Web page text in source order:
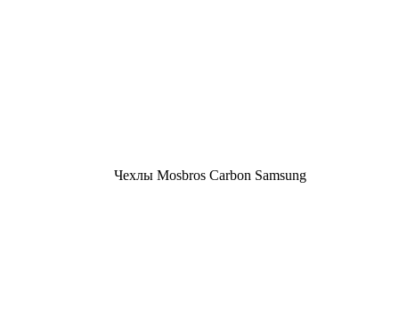
Чехлы Mosbros Carbon Samsung